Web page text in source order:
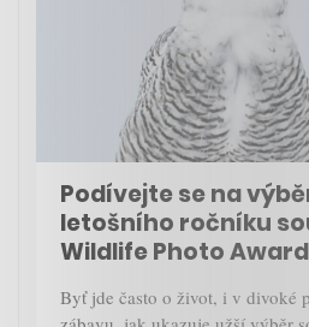
Podívejte se na
letošního ročníku
Wildlife Photo
Byť jde často o život, i v divoké